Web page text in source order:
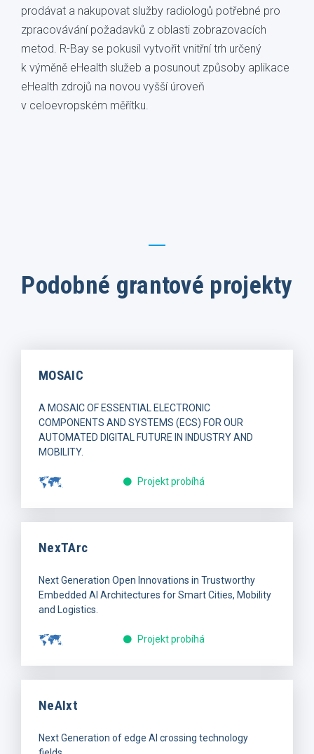
prodávat a nakupovat služby radiologů potřebné pro
zpracovávání požadavků z oblasti zobrazovacích
metod. R-Bay se pokusil vytvořit vnitřní trh určený
k výměně eHealth služeb a posunout způsoby aplikace
eHealth zdrojů na novou vyšší úroveň
v celoevropském měřítku.
Podobné grantové projekty
MOSAIC
A MOSAIC OF ESSENTIAL ELECTRONIC
COMPONENTS AND SYSTEMS (ECS) FOR OUR
AUTOMATED DIGITAL FUTURE IN INDUSTRY AND
MOBILITY.
Projekt probíhá
NexTArc
Next Generation Open Innovations in Trustworthy
Embedded AI Architectures for Smart Cities, Mobility
and Logistics.
Projekt probíhá
NeAIxt
Next Generation of edge AI crossing technology